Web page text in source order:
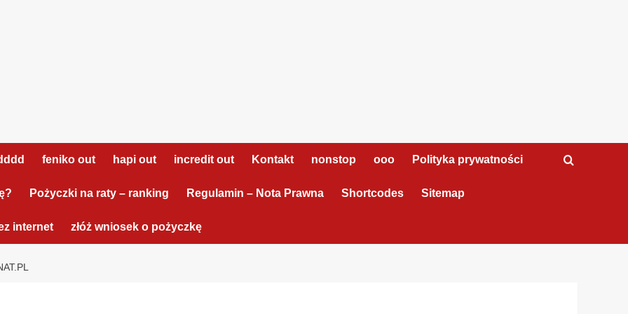
feniko out hapi out incredit out Kontakt nonstop ooo Polityka prywatności
Pożyczki na raty – ranking Regulamin – Nota Prawna Shortcodes Sitemap
internet złóż wniosek o pożyczkę